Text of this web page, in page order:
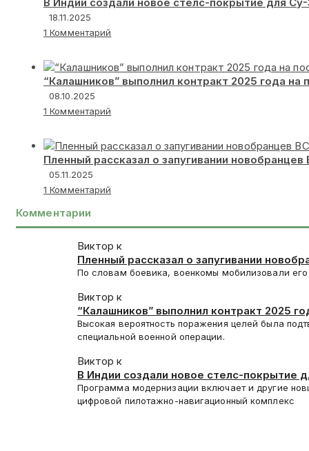
18.11.2025
1 Комментарий
“Калашников” выполнил контракт 2025 года на
08.10.2025
1 Комментарий
Пленный рассказал о запугивании
05.11.2025
1 Комментарий
Комментарии
Виктор к
Пленный рассказал о запугивании
По словам боевика, военкомы мобилизовали
Виктор к
“Калашников” выполнил контракт 2025
Высокая вероятность поражения целей была
специальной военной операции.
Виктор к
В Индии создали новое стелс-покрытие
Программа модернизации включает и другие
цифровой пилотажно-навигационный комплекс